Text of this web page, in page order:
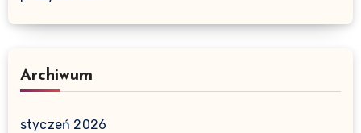
Archiwum
styczeń 2026